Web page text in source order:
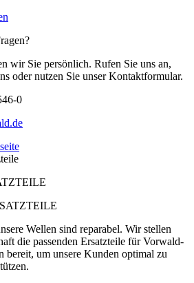
wir Sie persönlich. Rufen Sie uns an,
oder nutzen Sie unser Kontaktformular.
0
Wellen sind reparabel. Wir stellen
die passenden Ersatzteile für Vorwald-
bereit, um unsere Kunden optimal zu